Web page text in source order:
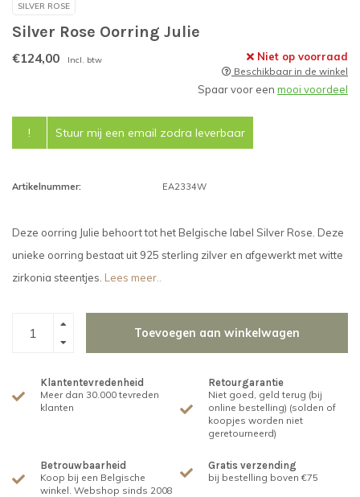
SILVER ROSE
Silver Rose Oorring Julie
€124,00 Incl. btw Niet op voorraad
Beschikbaar in de winkel
Spaar voor een mooi voordeel
! Stuur mij een email zodra leverbaar
Artikelnummer: EA2334W
Deze oorring Julie behoort tot het Belgische label Silver Rose. Deze
unieke oorring bestaat uit 925 sterling zilver en afgewerkt met witte
zirkonia steentjes. Lees meer..
Toevoegen aan winkelwagen
Klantentevredenheid
Meer dan 30.000 tevreden
klanten
Retourgarantie
Niet goed, geld terug (bij
online bestelling) (solden of
koopjes worden niet
geretourneerd)
Betrouwbaarheid
Koop bij een Belgische
winkel. Webshop sinds 2008
Gratis verzending
bij bestelling boven €75